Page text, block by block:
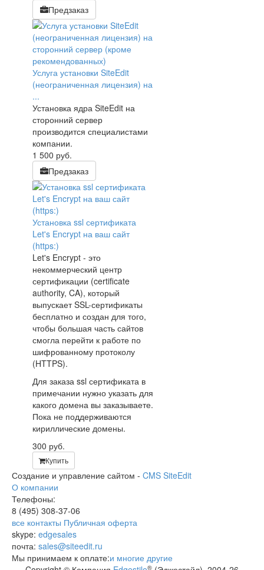
Предзаказ
Услуга установки SiteEdit
(неограниченная лицензия) на
...
Установка ядра SiteEdit на
сторонний сервер
производится специалистами
компании.
1 500 руб.
Предзаказ
Установка ssl сертификата
Let's Encrypt на ваш сайт
(https:)
Let's Encrypt - это
некоммерческий центр
сертификации (certificate
authority, CA), который
выпускает SSL-сертификаты
бесплатно и создан для того,
чтобы большая часть сайтов
смогла перейти к работе по
шифрованному протоколу
(HTTPS).
Для заказа ssl сертификата в
примечании нужно указать для
какого домена вы заказываете.
Пока не поддерживаются
кириллические домены.
300 руб.
Купить
Создание и управление сайтом - CMS SiteEdit
О компании
Телефоны:
8 (495) 308-37-06
все контакты Публичная оферта
skype: edgesales
почта: sales@siteedit.ru
Мы принимаем к оплате:и многие другие
®